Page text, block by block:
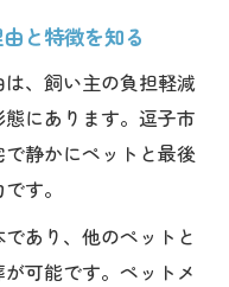
と特徴を知る
、飼い主の負担軽減
にあります。逗子市
静かにペットと最後
す。
あり、他のペットと
可能です。ペットメ